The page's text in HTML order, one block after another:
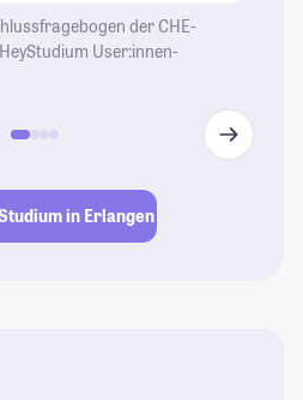
der CHE-
User:innen-
in Erlangen